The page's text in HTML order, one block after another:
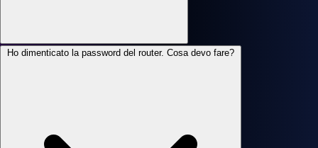
Ho dimenticato la password del router. Cosa devo fare?